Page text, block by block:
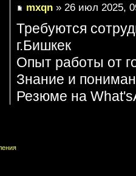
mxqn» 26 июл 2025,
Требуются
г.Бишкек
Опыт работы от
Знание и
Резюме на